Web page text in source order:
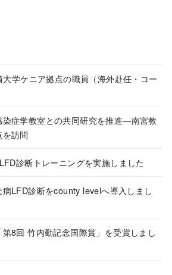
学ケニア拠点の職員（海外赴任・コー
染症学教室との共同研究を推進―南宮教
訪問
診断トレーニングを実施しました
LFD診断をcounty levelへ導入しまし
8回 竹内勤記念国際賞」を受賞しまし